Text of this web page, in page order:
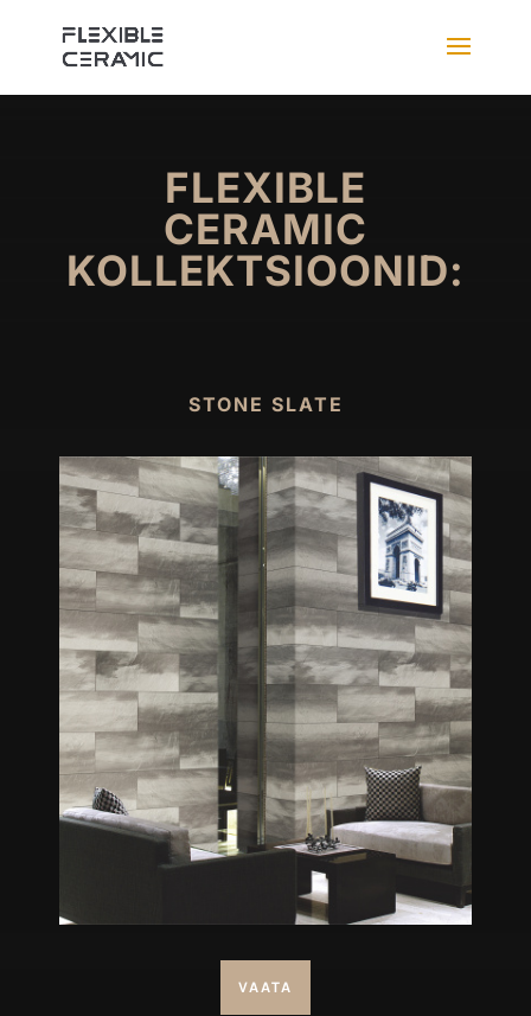
FLEXIBLE
CERAMIC
KOLLEKTSIOONID:
STONE SLATE
VAATA